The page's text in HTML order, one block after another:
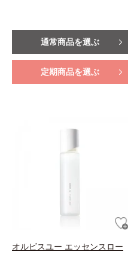
通常商品を選ぶ
定期商品を選ぶ
オルビスユー エッセンスロー